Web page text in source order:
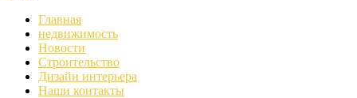
Главная
недвижимость
Новости
Строительство
Дизайн интерьера
Наши контакты